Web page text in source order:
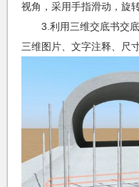
视角，采用手指滑动，旋
3.利用三维交底书交
三维图片、文字注释、尺